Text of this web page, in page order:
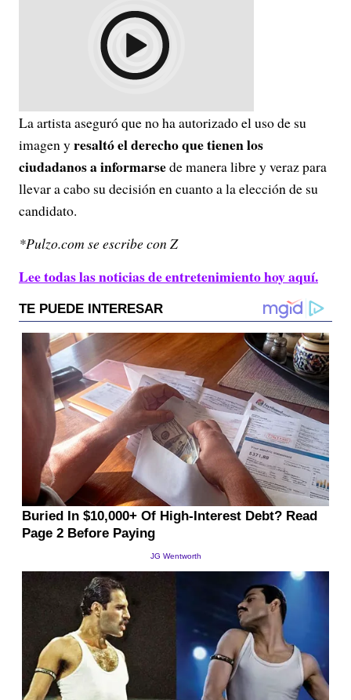
La artista aseguró que no ha autorizado el uso de su
imagen yresaltó el derecho que tienen los
ciudadanos a informarsede manera libre y veraz para
llevar a cabo su decisión en cuanto a la elección de su
candidato.
*Pulzo.com se escribe con Z
Lee todas las noticias de entretenimiento hoy aquí.